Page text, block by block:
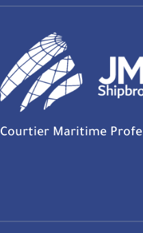
Courtier Maritime